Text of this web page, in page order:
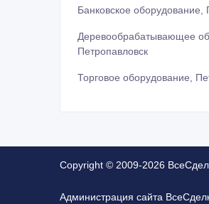
Банковское оборудование,
Деревообрабатывающее
Петропавловск
Торговое оборудование,
Copyright © 2009-2026
Администрация сайта